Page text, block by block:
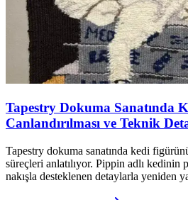
Tapestry Dokuma Sanatında
Canlandırılması ve Teknik
Tapestry dokuma sanatında kedi
süreçleri anlatılıyor. Pippin adlı kedinin
nakışla desteklenen detaylarla yeniden